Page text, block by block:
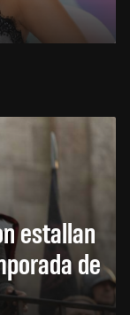
estallan
de